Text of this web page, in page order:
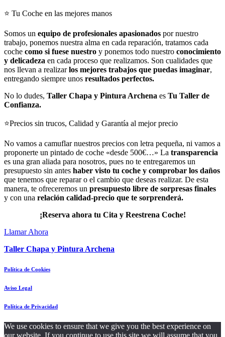
⭐ Tu Coche en las mejores manos
Somos un equipo de profesionales apasionados por nuestro
trabajo, ponemos nuestra alma en cada reparación, tratamos cada
coche como si fuese nuestro y ponemos todo nuestro conocimiento
y delicadeza en cada proceso que realizamos. Son cualidades que
nos llevan a realizarlos mejores trabajos que puedas imaginar,
entregando siempre unos resultados perfectos.
No lo dudes, Taller Chapa y Pintura Archena es Tu Taller de
Confianza.
⭐Precios sin trucos, Calidad y Garantía al mejor precio
No vamos a camuflar nuestros precios con letra pequeña, ni vamos a
proponerte un pintado de coche «desde 500€…» La transparencia
es una gran aliada para nosotros, pues no te entregaremos un
presupuesto sin antes haber visto tu coche y comprobar los daños
que tenemos que reparar o el cambio que deseas realizar. De esta
manera, te ofreceremos un presupuesto libre de sorpresas finales
y con una relación calidad-precio que te sorprenderá.
¡Reserva ahora tu Cita y Reestrena Coche!
Llamar Ahora
Taller Chapa y Pintura Archena
Política de Cookies
Aviso Legal
Política de Privacidad
We use cookies to ensure that we give you the best experience on